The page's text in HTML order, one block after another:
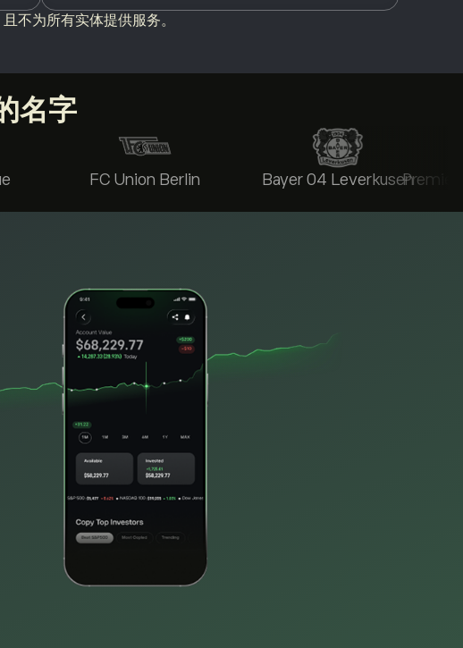
不为所有实体提供服务。
名字
FC Union Berlin Bayer 04 Leverkusen